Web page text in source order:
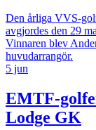
Den årliga VVS-
avgjordes den 29
Vinnaren blev
huvudarrangör.
5 jun
EMTF-
Lodge GK